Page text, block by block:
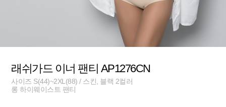
래쉬가드 이너 팬티 AP1276CN
사이즈 S(44)~2XL(88) / 스킨, 블랙 2컬러
롱 하이웨이스트 팬티